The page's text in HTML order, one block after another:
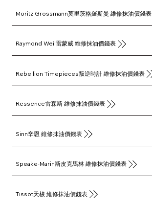
Moritz Grossmann莫里茨格羅斯曼 維修抹油價錢表
Raymond Weil雷蒙威 維修抹油價錢表
Rebellion Timepieces叛逆時計 維修抹油價錢表
Ressence雷森斯 維修抹油價錢表
Sinn辛恩 維修抹油價錢表
Speake-Marin斯皮克馬林 維修抹油價錢表
Tissot天梭 維修抹油價錢表